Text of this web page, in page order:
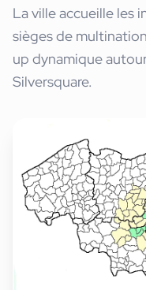
La ville accueille les
sièges de
up dynamique
Silversquare.